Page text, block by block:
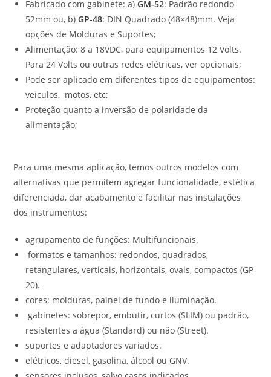
Fabricado com gabinete: a)GM-52: Padrão redondo
52mm ou, b)GP-48: DIN Quadrado (48×48)mm. Veja
opções de Molduras e Suportes;
Alimentação: 8 a 18VDC, para equipamentos 12 Volts.
Para 24 Volts ou outras redes elétricas, ver opcionais;
Pode ser aplicado em diferentes tipos de equipamentos:
veiculos, motos, etc;
Proteção quanto a inversão de polaridade da
alimentação;
Para uma mesma aplicação, temos outros modelos com
alternativas que permitem agregar funcionalidade, estética
diferenciada, dar acabamento e facilitar nas instalações
dos instrumentos:
agrupamento de funções: Multifuncionais.
formatos e tamanhos: redondos, quadrados,
retangulares, verticais, horizontais, ovais, compactos (GP-
20).
cores: molduras, painel de fundo e iluminação.
gabinetes: sobrepor, embutir, curtos (SLIM) ou padrão,
resistentes a água (Standard) ou não (Street).
suportes e adaptadores variados.
elétricos, diesel, gasolina, álcool ou GNV.